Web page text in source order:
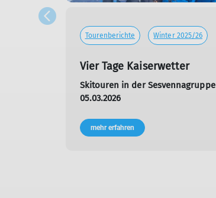
Tourenberichte Winter 2025/26
Vier Tage Kaiserwetter
Skitouren in der Sesvennagruppe
05.03.2026
mehr erfahren